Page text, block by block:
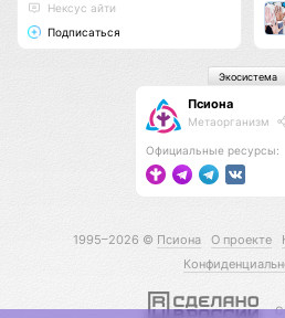
Нексус айти
Подписаться
Псиона
Метаорганизм
Официальные ресурсы:
Экосистема
1995–2026 © Псиона О проекте
С